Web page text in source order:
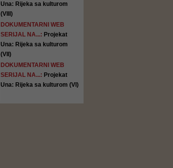
Una: Rijeka sa kulturom
(VIII)
DOKUMENTARNI WEB
SERIJAL NA...: Projekat
Una: Rijeka sa kulturom
(VII)
DOKUMENTARNI WEB
SERIJAL NA...: Projekat
Una: Rijeka sa kulturom (VI)